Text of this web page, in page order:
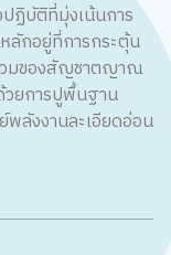
ฏิบัติที่มุ่งเน้นการ
ลักอยู่ที่การกระตุ้น
วมของสัญชาตญาณ
วยการปูพื้นฐาน
ลังงานละเอียดอ่อน